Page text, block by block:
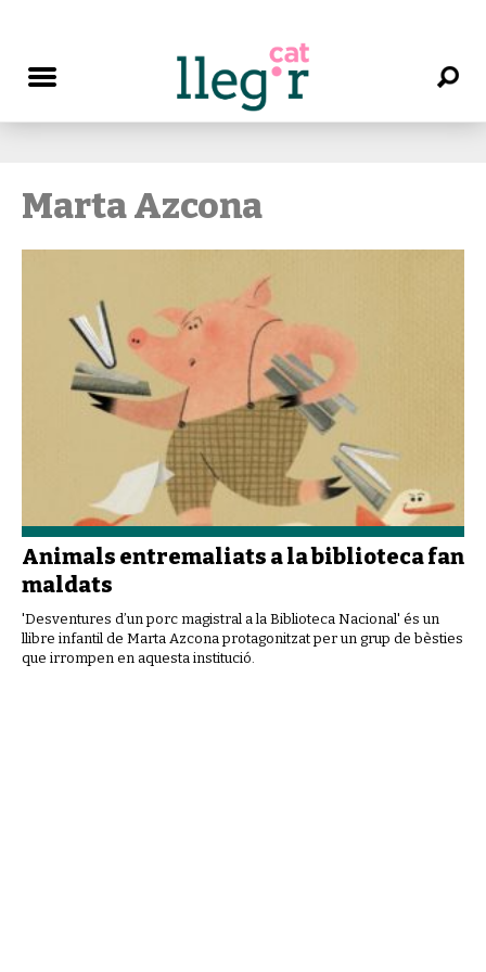
Marta Azcona
Animals entremaliats a la biblioteca fan
maldats
'Desventures d’un porc magistral a la Biblioteca Nacional' és un
llibre infantil de Marta Azcona protagonitzat per un grup de bèsties
que irrompen en aquesta institució.